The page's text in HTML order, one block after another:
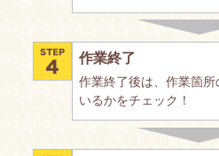
作業終了
作業終了後は、作業箇
いるかをチェック！